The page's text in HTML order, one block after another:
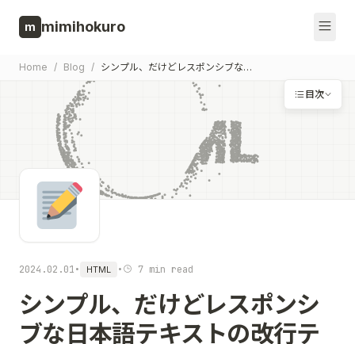
m mimihokuro
Home / Blog / シンプル、だけどレスポンシブな日本語テキストの改行テクニック
2024.02.01• HTML • 7 min read
シンプル、だけどレスポンシ
ブな日本語テキストの改行テ
目次